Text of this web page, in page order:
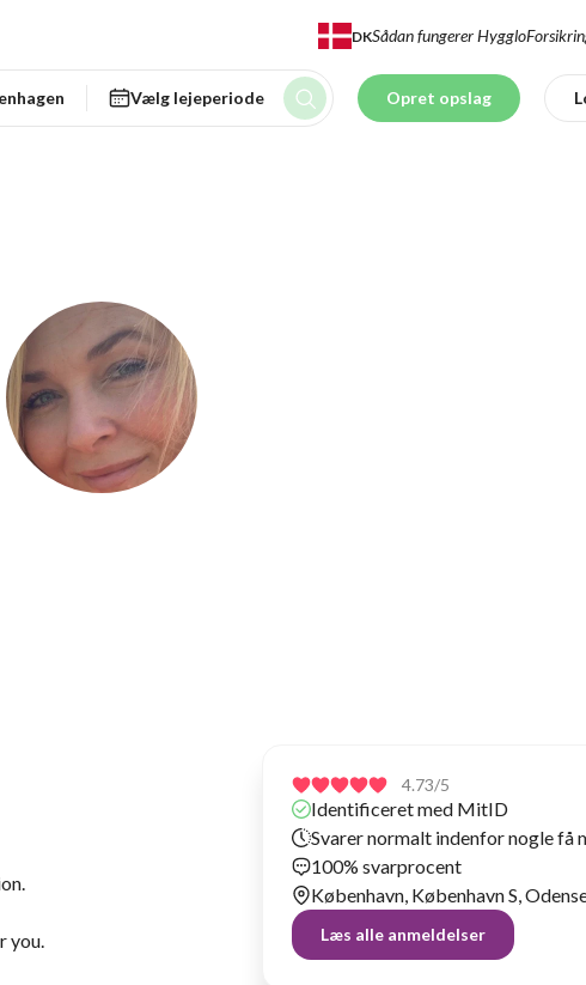
DKSådan fungerer Hygglo
Vælg lejeperiode Opret opslag
you.
4.73/5
Identificeret med MitID
Svarer normalt indenfor nogle få
100% svarprocent
København, København S,
Læs alle anmeldelser